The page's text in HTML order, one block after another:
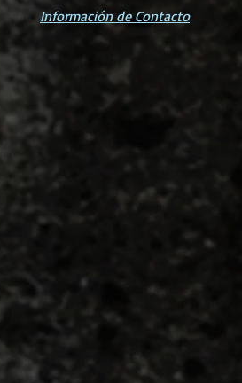
Información de Contacto